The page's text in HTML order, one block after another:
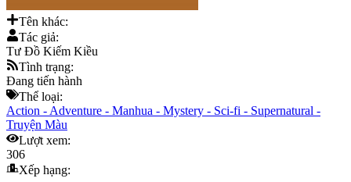
Tên khác:
Tác giả:
Tư Đồ Kiếm Kiều
Tình trạng:
Đang tiến hành
Thể loại:
Action - Adventure - Manhua - Mystery - Sci-fi - Supernatural -
Truyện Màu
Lượt xem:
306
Xếp hạng: